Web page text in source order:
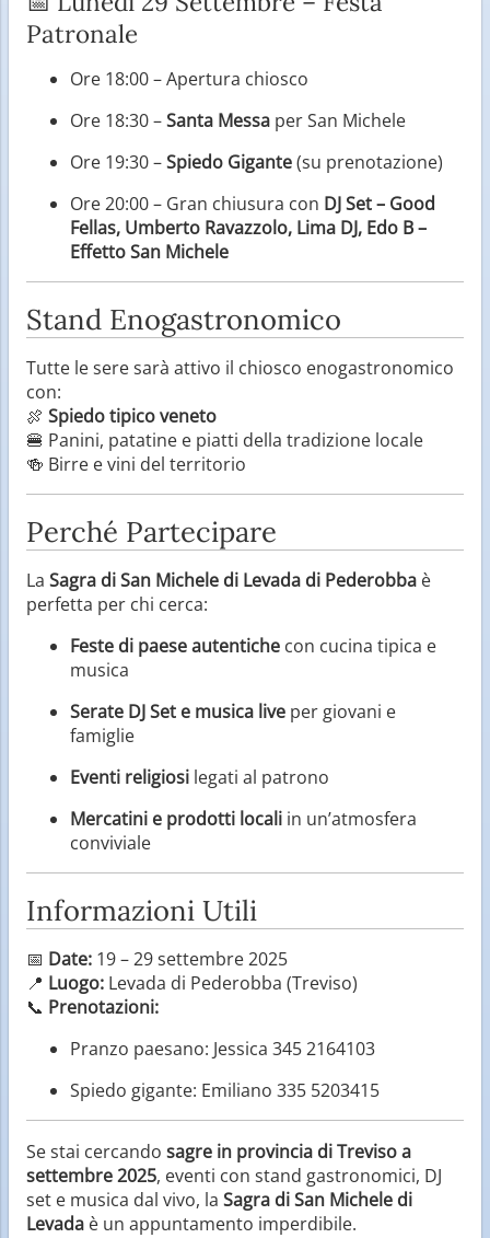
Patronale
Ore 18:00 – Apertura chiosco
Ore 18:30 –Santa Messa per San Michele
Ore 19:30 –Spiedo Gigante(su prenotazione)
Ore 20:00 – Gran chiusura con DJ Set – Good
Fellas, Umberto Ravazzolo, Lima DJ, Edo B –
Effetto San Michele
Stand Enogastronomico
Tutte le sere sarà attivo il chiosco enogastronomico
con:
🍖 Spiedo tipico veneto
🍔 Panini, patatine e piatti della tradizione locale
🍻 Birre e vini del territorio
Perché Partecipare
La Sagra di San Michele di Levada di Pederobba è
perfetta per chi cerca:
Feste di paese autentiche con cucina tipica e
musica
Serate DJ Set e musica live per giovani e
famiglie
Eventi religiosi legati al patrono
Mercatini e prodotti locali in un’atmosfera
conviviale
Informazioni Utili
📅 Date: 19 – 29 settembre 2025
📍 Luogo: Levada di Pederobba (Treviso)
📞 Prenotazioni:
Pranzo paesano: Jessica 345 2164103
Spiedo gigante: Emiliano 335 5203415
Se stai cercando sagre in provincia di Treviso a
settembre 2025, eventi con stand gastronomici, DJ
set e musica dal vivo, la Sagra di San Michele di
Levada è un appuntamento imperdibile.